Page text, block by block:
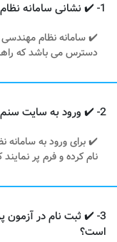
1- ✔️ نشانی سامانه نظام مهندسی معدن چیست؟
دسترس می باشد که
2- ✔️ ورود به سایت سنم imeo.ir چگونه است؟
✔️ برای ورود به سامانه
نام کرده و فرم پر
3- ✔️ ثبت نام در
است؟